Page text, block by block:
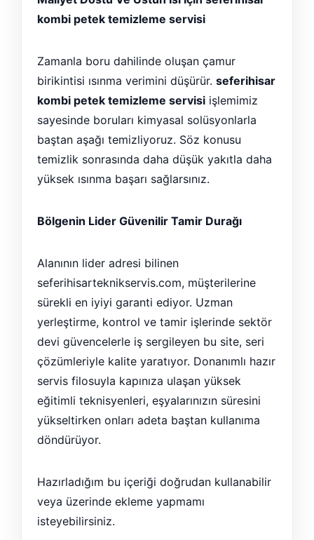
kombi petek temizleme servisi
Zamanla boru dahilinde oluşan çamur
birikintisi ısınma verimini düşürür. seferihisar
kombi petek temizleme servisi işlemimiz
sayesinde boruları kimyasal solüsyonlarla
baştan aşağı temizliyoruz. Söz konusu
temizlik sonrasında daha düşük yakıtla daha
yüksek ısınma başarı sağlarsınız.
Bölgenin Lider Güvenilir Tamir Durağı
Alanının lider adresi bilinen
seferihisarteknikservis.com, müşterilerine
sürekli en iyiyi garanti ediyor. Uzman
yerleştirme, kontrol ve tamir işlerinde sektör
devi güvencelerle iş sergileyen bu site, seri
çözümleriyle kalite yaratıyor. Donanımlı hazır
servis filosuyla kapınıza ulaşan yüksek
eğitimli teknisyenleri, eşyalarınızın süresini
yükseltirken onları adeta baştan kullanıma
döndürüyor.
Hazırladığım bu içeriği doğrudan kullanabilir
veya üzerinde ekleme yapmamı
isteyebilirsiniz.